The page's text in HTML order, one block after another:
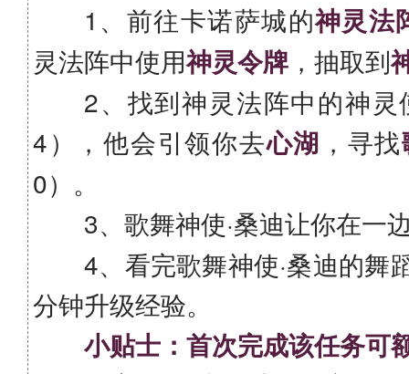
1、前往卡诺萨城的神灵法
灵法阵中使用神灵令牌 ，抽取到
2、找到神灵法阵中的神灵
4），他会引领你去心湖 ，寻找
0）。
3、歌舞神使·桑迪让你在一
4、看完歌舞神使·桑迪的舞
分钟升级经验。
小贴士：首次完成该任务可